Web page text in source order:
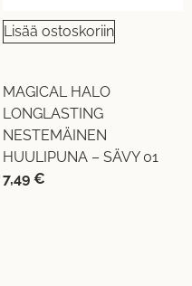
Lisää ostoskoriin
MAGICAL HALO
LONGLASTING
NESTEMÄINEN
HUULIPUNA – SÄVY 01
7,49 €